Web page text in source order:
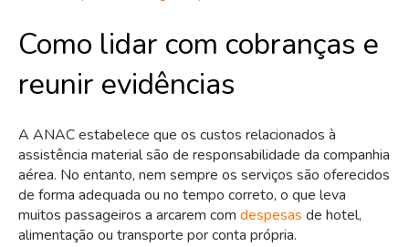
Como lidar com cobranças e
reunir evidências
A ANAC estabelece que os custos relacionados à
assistência material são de responsabilidade da companhia
aérea. No entanto, nem sempre os serviços são oferecidos
de forma adequada ou no tempo correto, o que leva
muitos passageiros a arcarem com despesas de hotel,
alimentação ou transporte por conta própria.